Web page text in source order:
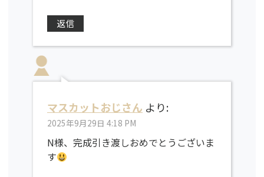
返信
マスカットおじさん より:
2025年9月29日 4:18 PM
N様、完成引き渡しおめでとうございま
す